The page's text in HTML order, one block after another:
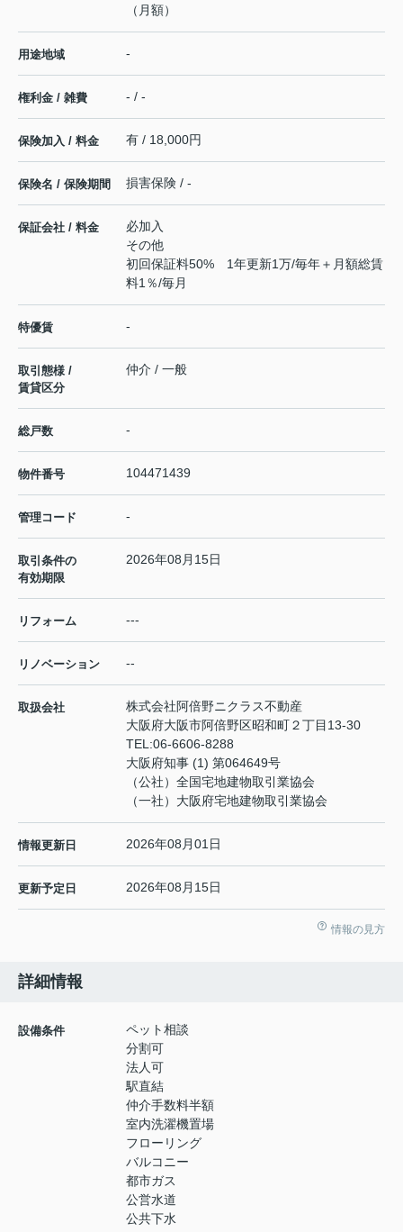
（月額）
用途地域 -
権利金 / 雑費 - / -
保険加入 / 料金 有 / 18,000円
保険名 / 保険期間 損害保険 / -
保証会社 / 料金
必加入
その他
初回保証料50% 1年更新1万/毎年＋月額総賃
料1％/毎月
特優賃 -
取引態様 /
賃貸区分
仲介 / 一般
総戸数 -
物件番号 104471439
管理コード -
取引条件の
有効期限
2026年08月15日
リフォーム ---
リノベーション --
取扱会社
株式会社阿倍野ニクラス不動産
大阪府大阪市阿倍野区昭和町２丁目13-30
TEL:06-6606-8288
大阪府知事 (1) 第064649号
（公社）全国宅地建物取引業協会
（一社）大阪府宅地建物取引業協会
情報更新日 2026年08月01日
更新予定日 2026年08月15日
情報の見方
詳細情報
設備条件
ペット相談
分割可
法人可
駅直結
仲介手数料半額
室内洗濯機置場
フローリング
バルコニー
都市ガス
公営水道
公共下水